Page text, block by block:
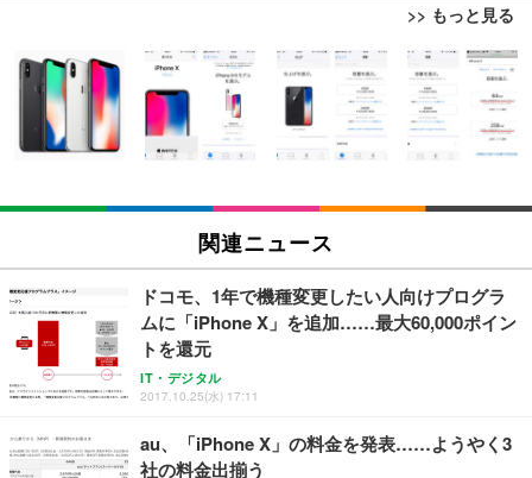
>> もっと見る
[EdoErgo] オフィスチェア 椅子 テレワーク 疲れな
い 跳ね上げ式アームレスト コンパクト 約105度ロッ
キング pc 事務椅子 360度回転 座面昇降 強化ナイロ
ン樹脂ベース 通気性メッシュ 在宅ワーク H-WY01
(黒網+黒枠+黒足)
￥5,699
SIHOO B100 オフィスチェア／デスクチェア メッシ
ュチェア 人間工学 疲れない ブラック
￥27,999
Sezlife オフィスチェア デスクチェア 疲れない テレ
ワーク チェア 強化バックレスト 30度ロッキング機
能 人間工学 椅子 腰サポート 90度跳ね上げ式アーム
レスト 3Dヘッドレスト ハンガー付き 高反発クッシ
務用 おしゃれ パソコンチェア (ブラック)
EIZO ビジネス向けプレミアムモニター | FlexScan
EV3240X-WT | 31.5型4K UHD・USB Type-C・ホワ
イト
￥105,595
EIZO ビジネス向けプレミアムモニター | FlexScan
￥109,572
【純正品】27"ゲーミングモニター DualSense 充電
フック付き（CFI-ZDM1J）
￥49,979
Amazonベーシック ペットシーツ 薄型 レギュラー 1
回使い捨て 無香料 ホワイト 300枚
￥3,373
Amazonベーシック ペットシーツ 厚型 ワイド 42枚
x2袋(84枚) ホワイト(吸収面:ライトブルー)
￥3,234
ネオ・ルーライフ ネオ・オムツ L 中型犬用 26枚入
り 単品
￥1,800
関連ニュース
ドコモ、1年で機種変更したい人向けプログラ
ムに「iPhone X」を追加……最大60,000ポイン
トを還元
IT・デジタル
2017.10.25(水) 17:11
au、「iPhone X」の料金を発表……ようやく3
社の料金出揃う